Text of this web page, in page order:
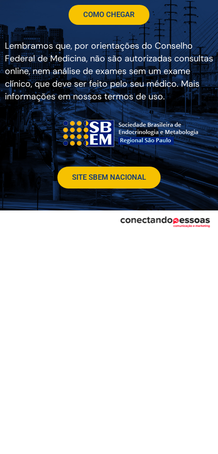
COMO CHEGAR
Lembramos que, por orientações do Conselho
Federal de Medicina, não são autorizadas consultas
online, nem análise de exames sem um exame
clínico, que deve ser feito pelo seu médico. Mais
informações em nossos termos de uso.
SITE SBEM NACIONAL